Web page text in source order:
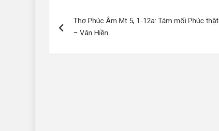
hướng
bài
Thơ Phúc Âm Mt 5, 1-12a: Tám mối Phúc thật
– Vân Hiền